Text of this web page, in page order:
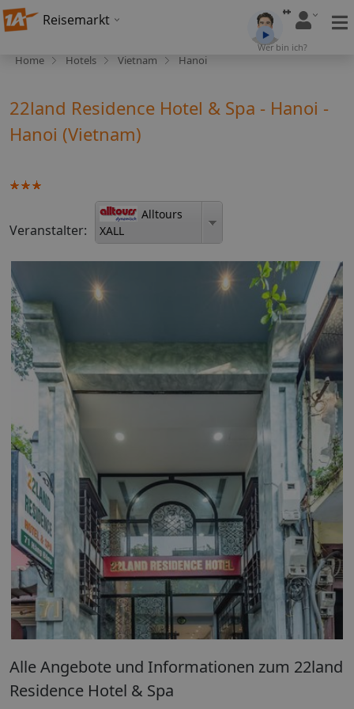
Reisemarkt
Wer bin ich?
Home Hotels Vietnam Hanoi
22land Residence Hotel & Spa - Hanoi -
Hanoi (Vietnam)
Veranstalter:
Alltours
XALL
Alle Angebote und Informationen zum 22land
Residence Hotel & Spa